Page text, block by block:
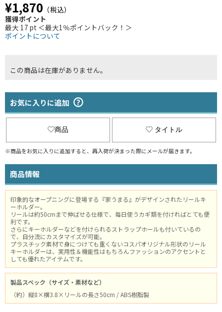
¥1,870 （税込）
獲得ポイント
最大 17 pt ＜最大1％ポイントバック！＞
ポイントについて
この商品は在庫がありません。
お気に入りに追加
商品 タイトル
※商品をお気に入りに追加すると、再入荷が決まった際にメールが届きます。
商品情報
印象的なオープニングに登場する『家うまる』がデザインされたリールキ
ーホルダー。
リールは約50cmまで伸ばせる仕様で、毎日使うカギ類を付ければとても便
利です。
さらにキーホルダーなどを付けられるストラップホールも付いているの
で、自分流にカスタマイズが可能。
プラスチック素材で身につけても重くないコスパオリジナル形状のリール
キーホルダーは、実用性＆機能性はもちろんファッションのアクセントと
しても優れたアイテムです。
製品スペック（サイズ・素材など）
（約）縦8×横3.8×リールの長さ50cm / ABS樹脂製